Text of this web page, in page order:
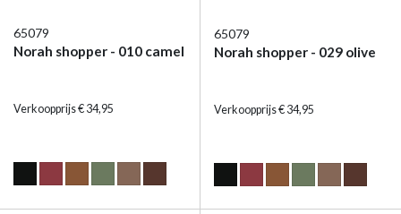
65079
Norah shopper - 010 camel
Verkoopprijs € 34,95
65079
Norah shopper - 029 olive
Verkoopprijs € 34,95